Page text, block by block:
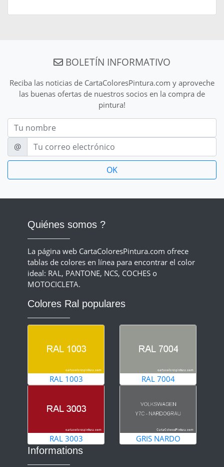
BOLETÍN INFORMATIVO
Reciba las noticias de CartaColoresPintura.com y aproveche
las buenas ofertas de nuestros socios en la compra de
pintura!
Nom
E-mail
@
Quiénes somos ?
La página web CartaColoresPintura.com ofrece
tablas de colores en línea para encontrar el color
ideal: RAL, PANTONE, NCS, COCHES o
MOTOCICLETA.
Colores Ral populares
RAL 1003 RAL 7004
RAL 3003 GRIS NARDO
Informations